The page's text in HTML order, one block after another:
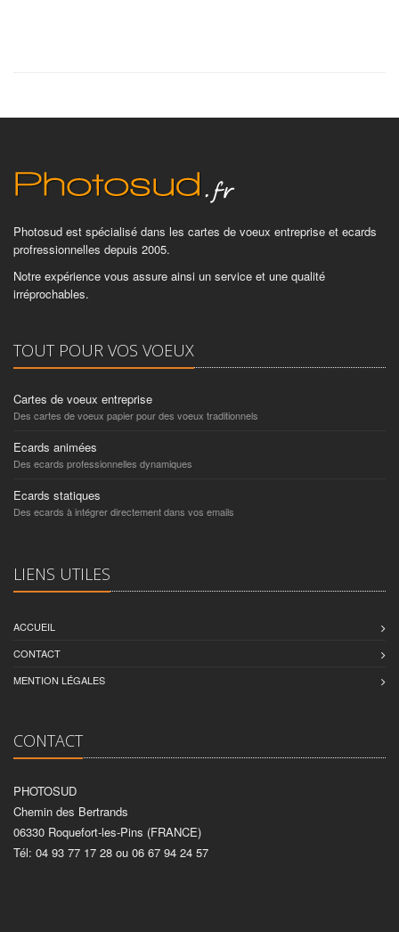
Photosud est spécialisé dans les cartes de voeux entreprise et ecards
profressionnelles depuis 2005.
Notre expérience vous assure ainsi un service et une qualité
irréprochables.
TOUT POUR VOS VOEUX
Cartes de voeux entreprise
Des cartes de voeux papier pour des voeux traditionnels
Ecards animées
Des ecards professionnelles dynamiques
Ecards statiques
Des ecards à intégrer directement dans vos emails
LIENS UTILES
ACCUEIL
CONTACT
MENTION LÉGALES
CONTACT
PHOTOSUD
Chemin des Bertrands
06330 Roquefort-les-Pins (FRANCE)
Tél: 04 93 77 17 28 ou 06 67 94 24 57